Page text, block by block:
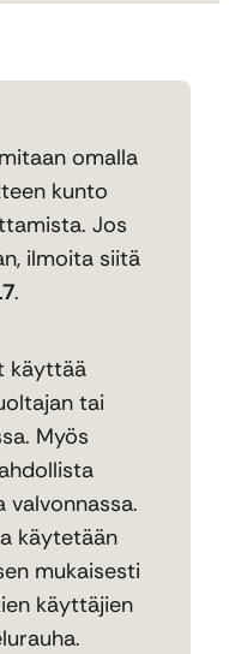
omalla
kunto
Jos
ilmoita siitä
.
käyttää
tai
Myös
valvonnassa.
käytetään
mukaisesti
käyttäjien